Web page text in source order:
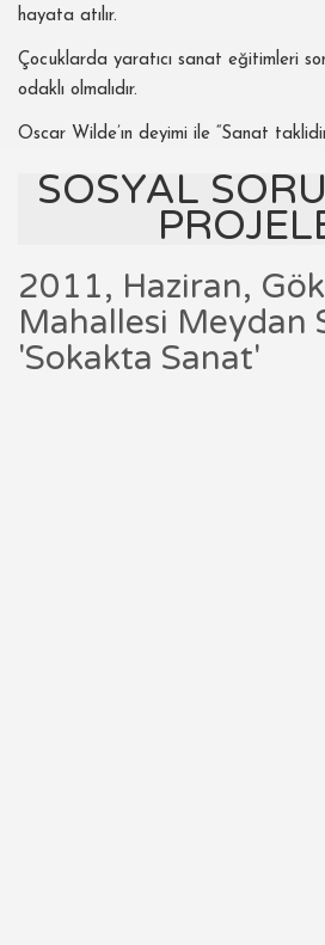
hayata atılır.
Çocuklarda yaratıcı sanat eğitimleri
odaklı olmalıdır.
Oscar Wilde’ın deyimi ile “Sanat
SOSYAL
2011, Haziran,
Mahallesi Meydan
'Sokakta Sanat'